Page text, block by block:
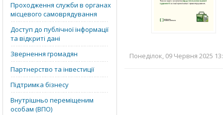
Проходження служби в органах
місцевого самоврядування
Доступ до публічної інформації
та відкриті дані
Звернення громадян
Партнерство та інвестиції
Підтримка бізнесу
Внутрішньо переміщеним
особам (ВПО)
Понеділок, 09 Червня 2025